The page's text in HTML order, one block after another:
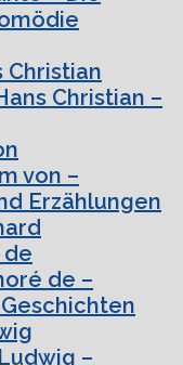
Christian
Christian –
von –
Erzählungen
de
de –
–